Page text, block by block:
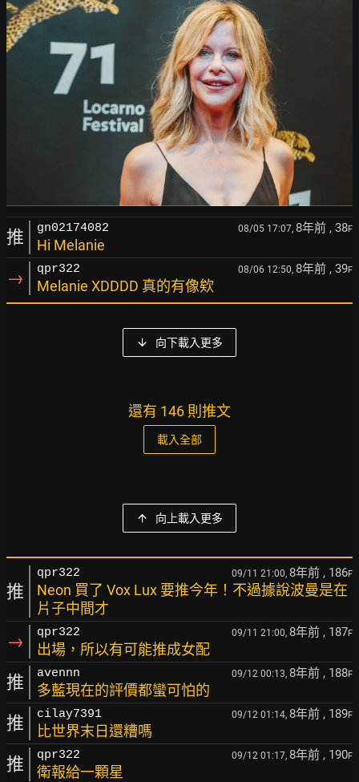
推 gn02174082 08/05 17:07, 8年前 , 38F
Hi Melanie
→ qpr322 08/06 12:50, 8年前 , 39F
Melanie XDDDD 真的有像欸
向下載入更多
還有 146 則推文
載入全部
向上載入更多
推
qpr322 09/11 21:00, 8年前 , 186F
Neon 買了 Vox Lux 要推今年！不過據說波曼是在
片子中間才
→ qpr322 09/11 21:00, 8年前 , 187F
出場，所以有可能推成女配
推 avennn 09/12 00:13, 8年前 , 188F
多藍現在的評價都蠻可怕的
推 cilay7391 09/12 01:14, 8年前 , 189F
比世界末日還糟嗎
推 qpr322 09/12 01:17, 8年前 , 190F
衛報給一顆星